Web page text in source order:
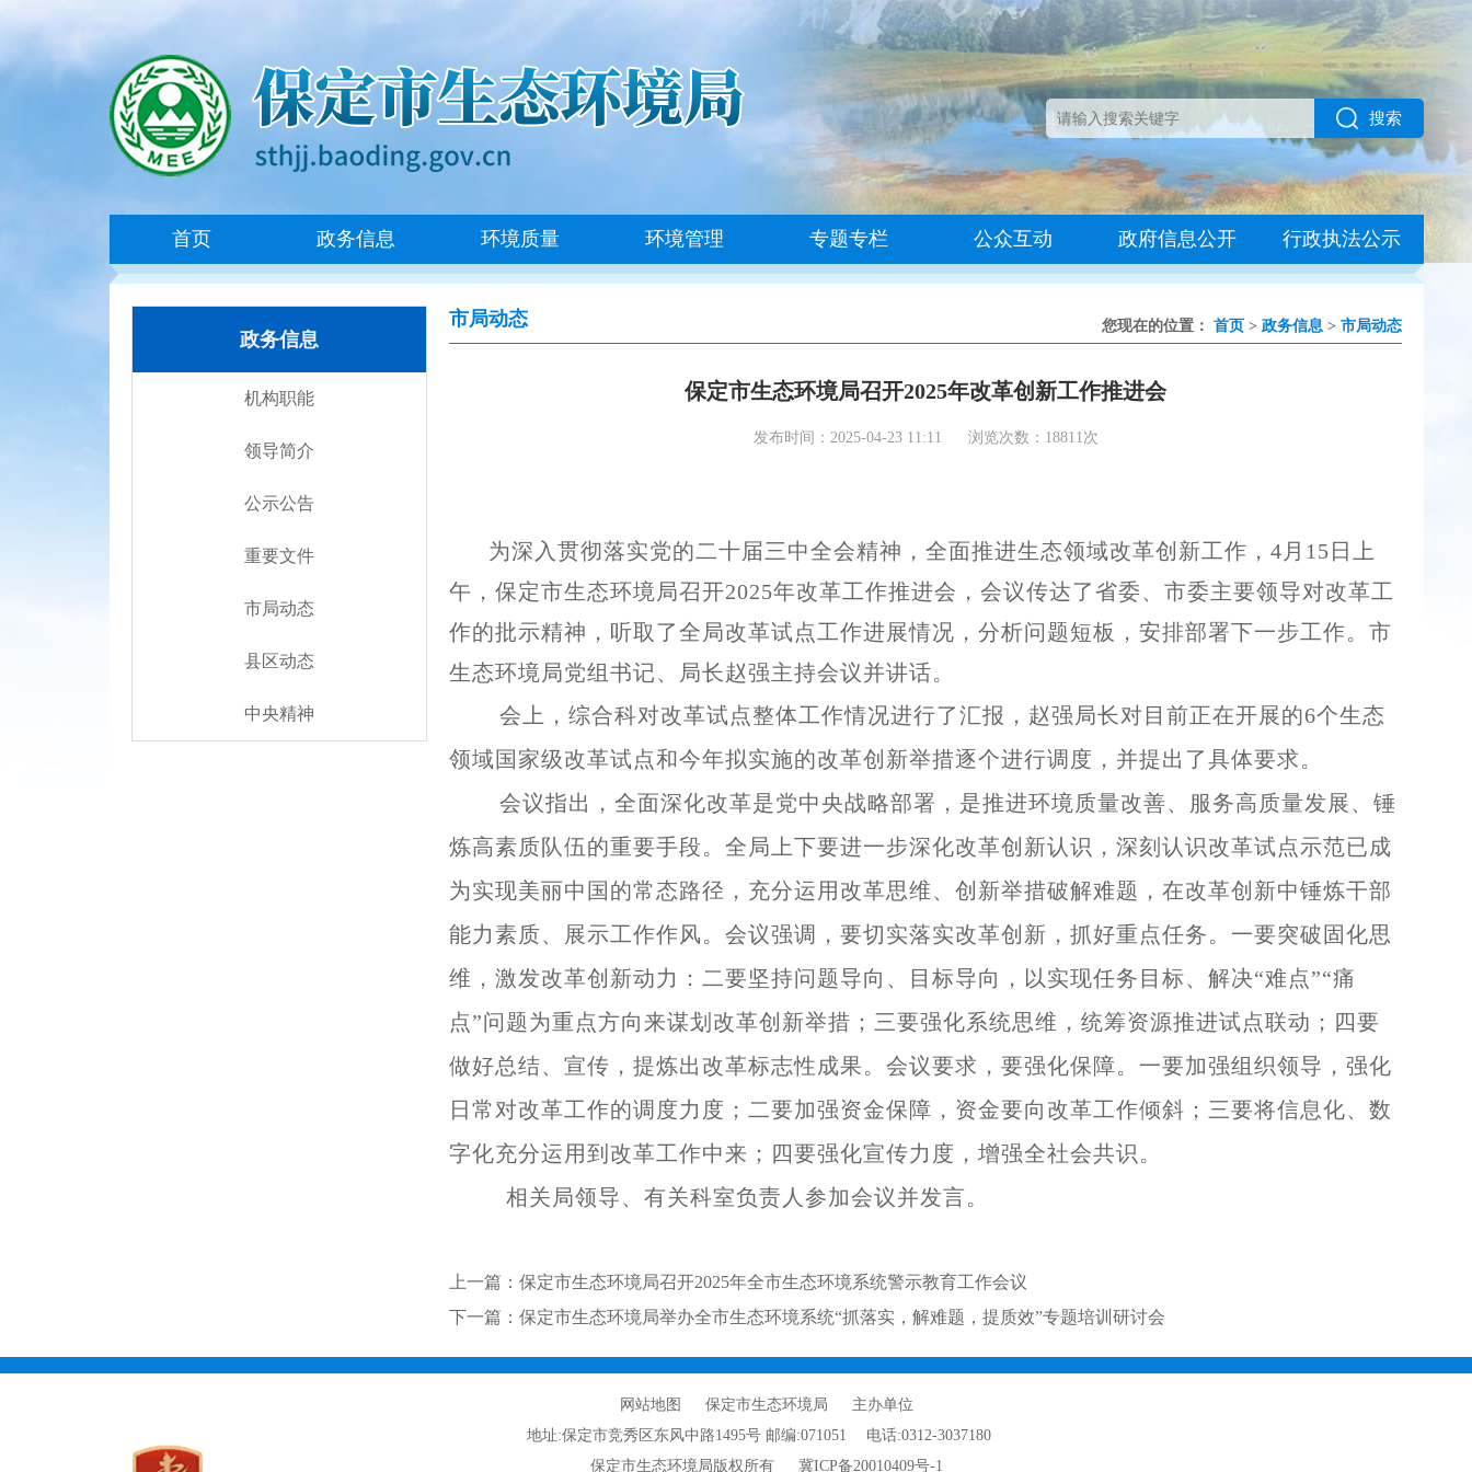
搜索
首页 政务信息 环境质量 环境管理 专题专栏 公众互动 政府信息公开 行政执法公示
政务信息
机构职能
领导简介
公示公告
重要文件
市局动态
县区动态
中央精神
市局动态 您现在的位置： 首页 > 政务信息 > 市局动态
保定市生态环境局召开2025年改革创新工作推进会
发布时间：2025-04-23 11:11 浏览次数：18811次
为深入贯彻落实党的二十届三中全会精神，全面推进生态领域改革创新工作，4月15日上
午，保定市生态环境局召开2025年改革工作推进会，会议传达了省委、市委主要领导对改革工
作的批示精神，听取了全局改革试点工作进展情况，分析问题短板，安排部署下一步工作。市
生态环境局党组书记、局长赵强主持会议并讲话。
会上，综合科对改革试点整体工作情况进行了汇报，赵强局长对目前正在开展的6个生态
领域国家级改革试点和今年拟实施的改革创新举措逐个进行调度，并提出了具体要求。
会议指出，全面深化改革是党中央战略部署，是推进环境质量改善、服务高质量发展、锤
炼高素质队伍的重要手段。全局上下要进一步深化改革创新认识，深刻认识改革试点示范已成
为实现美丽中国的常态路径，充分运用改革思维、创新举措破解难题，在改革创新中锤炼干部
能力素质、展示工作作风。会议强调，要切实落实改革创新，抓好重点任务。一要突破固化思
维，激发改革创新动力：二要坚持问题导向、目标导向，以实现任务目标、解决“难点”“痛
点”问题为重点方向来谋划改革创新举措；三要强化系统思维，统筹资源推进试点联动；四要
做好总结、宣传，提炼出改革标志性成果。会议要求，要强化保障。一要加强组织领导，强化
日常对改革工作的调度力度；二要加强资金保障，资金要向改革工作倾斜；三要将信息化、数
字化充分运用到改革工作中来；四要强化宣传力度，增强全社会共识。
相关局领导、有关科室负责人参加会议并发言。
上一篇：保定市生态环境局召开2025年全市生态环境系统警示教育工作会议
下一篇：保定市生态环境局举办全市生态环境系统“抓落实，解难题，提质效”专题培训研讨会
网站地图
保定市生态环境局 主办单位
地址:保定市竞秀区东风中路1495号 邮编:071051
电话:0312-3037180
保定市生态环境局版权所有 冀ICP备20010409号-1